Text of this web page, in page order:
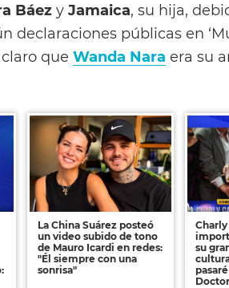
Báez y Jamaica, su hija,
declaraciones públicas en
que Wanda Nara era su
La China Suárez posteó
un video subido de tono
de Mauro Icardi en redes:
"Él siempre con una
sonrisa"
su